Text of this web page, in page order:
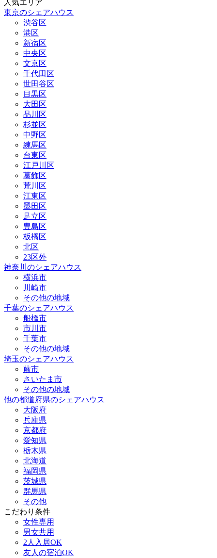
人気エリア
東京のシェアハウス
渋谷区
港区
新宿区
中央区
文京区
千代田区
世田谷区
目黒区
大田区
品川区
杉並区
中野区
練馬区
台東区
江戸川区
葛飾区
荒川区
江東区
墨田区
足立区
豊島区
板橋区
北区
23区外
神奈川のシェアハウス
横浜市
川崎市
その他の地域
千葉のシェアハウス
船橋市
市川市
千葉市
その他の地域
埼玉のシェアハウス
蕨市
さいたま市
その他の地域
他の都道府県のシェアハウス
大阪府
兵庫県
京都府
愛知県
栃木県
北海道
福岡県
茨城県
群馬県
その他
こだわり条件
女性専用
男女共用
2人入居OK
友人の宿泊OK